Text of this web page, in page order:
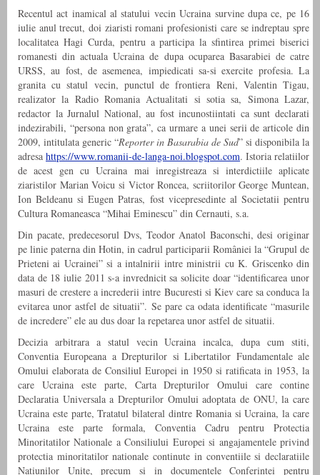
Recentul act inamical al statului vecin Ucraina survine dupa ce, pe 16
iulie anul trecut, doi ziaristi romani profesionisti care se indreptau spre
localitatea Hagi Curda, pentru a participa la sfintirea primei biserici
romanesti din actuala Ucraina de dupa ocuparea Basarabiei de catre
URSS, au fost, de asemenea, impiedicati sa-si exercite profesia. La
granita cu statul vecin, punctul de frontiera Reni, Valentin Tigau,
realizator la Radio Romania Actualitati si sotia sa, Simona Lazar,
redactor la Jurnalul National, au fost incunostiintati ca sunt declarati
indezirabili, “persona non grata”, ca urmare a unei serii de articole din
2009, intitulata generic “Reporter in Basarabia de Sud” si disponibila la
adresa https://www.romanii-de-langa-noi.blogspot.com. Istoria relatiilor
de acest gen cu Ucraina mai inregistreaza si interdictiile aplicate
ziaristilor Marian Voicu si Victor Roncea, scriitorilor George Muntean,
Ion Beldeanu si Eugen Patras, fost vicepresedinte al Societatii pentru
Cultura Romaneasca “Mihai Eminescu” din Cernauti, s.a.
Din pacate, predecesorul Dvs, Teodor Anatol Baconschi, desi originar
pe linie paterna din Hotin, in cadrul participarii României la “Grupul de
Prieteni ai Ucrainei” si a intalnirii intre ministrii cu K. Griscenko din
data de 18 iulie 2011 s-a invrednicit sa solicite doar “identificarea unor
masuri de crestere a increderii intre Bucuresti si Kiev care sa conduca la
evitarea unor astfel de situatii”. Se pare ca odata identificate “masurile
de incredere” ele au dus doar la repetarea unor astfel de situatii.
Decizia arbitrara a statul vecin Ucraina incalca, dupa cum stiti,
Conventia Europeana a Drepturilor si Libertatilor Fundamentale ale
Omului elaborata de Consiliul Europei in 1950 si ratificata in 1953, la
care Ucraina este parte, Carta Drepturilor Omului care contine
Declaratia Universala a Drepturilor Omului adoptata de ONU, la care
Ucraina este parte, Tratatul bilateral dintre Romania si Ucraina, la care
Ucraina este parte formala, Conventia Cadru pentru Protectia
Minoritatilor Nationale a Consiliului Europei si angajamentele privind
protectia minoritatilor nationale continute in conventiile si declaratiile
Natiunilor Unite, precum si in documentele Conferintei pentru